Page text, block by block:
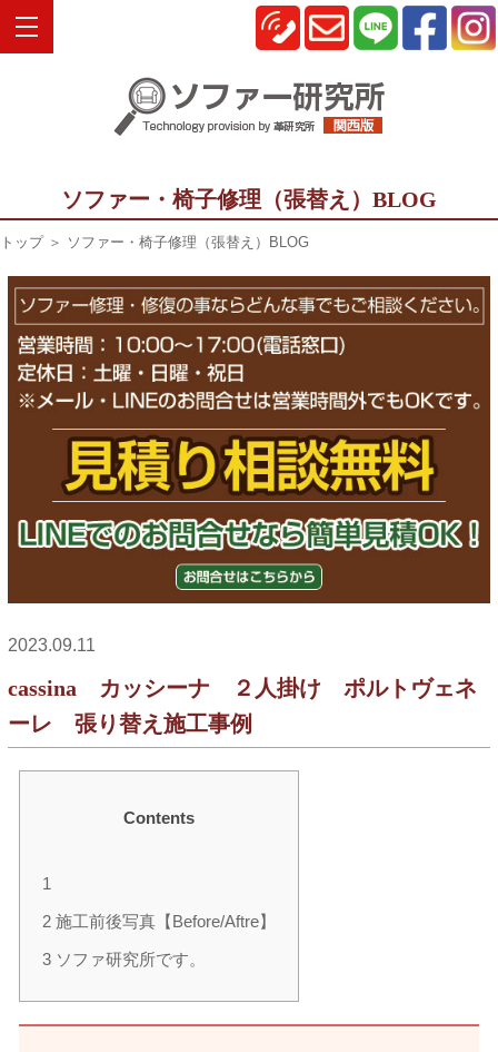
ソファー・椅子修理（張替え）BLOG
トップ＞ ソファー・椅子修理（張替え）BLOG
2023.09.11
cassina カッシーナ ２人掛け ポルトヴェネ
ーレ 張り替え施工事例
Contents
1
2施工前後写真【Before/Aftre】
3ソファ研究所です。